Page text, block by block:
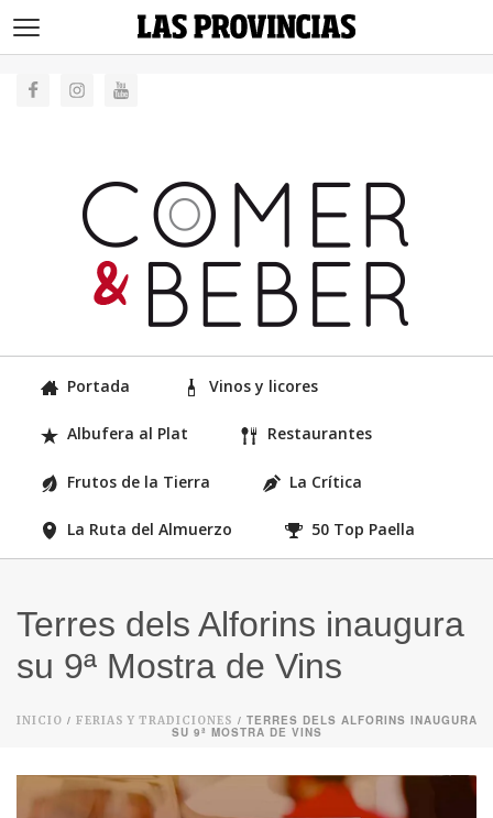
Portada Vinos y licores
Albufera al Plat Restaurantes
Frutos de la Tierra La Crítica
La Ruta del Almuerzo 50 Top Paella
Terres dels Alforins inaugura
su 9ª Mostra de Vins
INICIO / FERIAS Y TRADICIONES / TERRES DELS ALFORINS INAUGURA
SU 9ª MOSTRA DE VINS